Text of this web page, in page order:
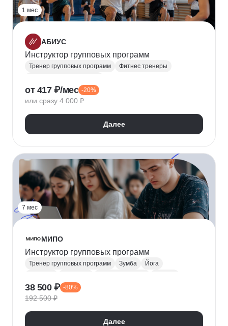
1 мес
АБИУС
Инструктор групповых программ
Тренер групповых программ
Фитнес тренеры
от 417 ₽/мес -20%
или сразу 4 000 ₽
Далее
7 мес
МИПО
Инструктор групповых программ
Тренер групповых программ Зумба
Йога
Составление программ тренировок
Техника упражнений
Анатомия
ЗОЖ
38 500 ₽ -80%
192 500 ₽
Далее